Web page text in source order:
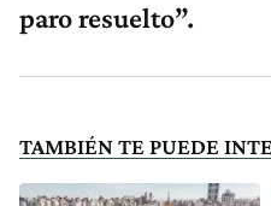
paro resuelto”.
TAMBIÉN TE PUEDE